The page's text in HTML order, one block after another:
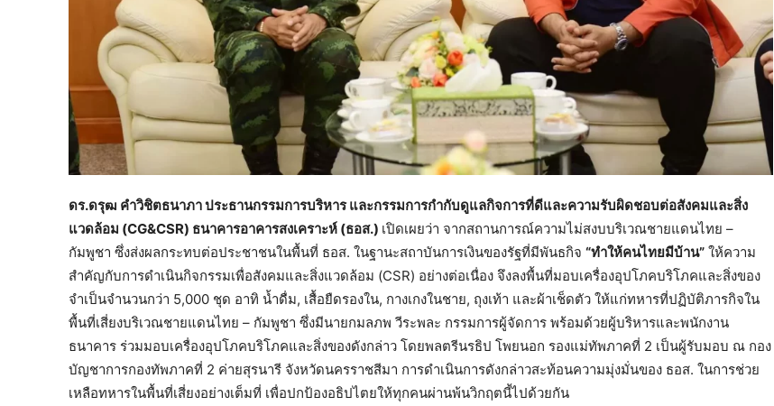
ดร.ดรุฒ คำวิชิตธนาภา ประธานกรรมการบริหาร และกรรมการกำกับดูแลกิจการที่ดีและความรับผิดชอบต่อสังคมและสิ่ง
แวดล้อม (CG&CSR) ธนาคารอาคารสงเคราะห์ (ธอส.) เปิดเผยว่า จากสถานการณ์ความไม่สงบบริเวณชายแดนไทย –
กัมพูชา ซึ่งส่งผลกระทบต่อประชาชนในพื้นที่ ธอส. ในฐานะสถาบันการเงินของรัฐที่มีพันธกิจ “ทำให้คนไทยมีบ้าน” ให้ความ
สำคัญกับการดำเนินกิจกรรมเพื่อสังคมและสิ่งแวดล้อม (CSR) อย่างต่อเนื่อง จึงลงพื้นที่มอบเครื่องอุปโภคบริโภคและสิ่งของ
จำเป็นจำนวนกว่า 5,000 ชุด อาทิ น้ำดื่ม, เสื้อยืดรองใน, กางเกงในชาย, ถุงเท้า และผ้าเช็ดตัว ให้แก่ทหารที่ปฏิบัติภารกิจใน
พื้นที่เสี่ยงบริเวณชายแดนไทย – กัมพูชา ซึ่งมีนายกมลภพ วีระพละ กรรมการผู้จัดการ พร้อมด้วยผู้บริหารและพนักงาน
ธนาคาร ร่วมมอบเครื่องอุปโภคบริโภคและสิ่งของดังกล่าว โดยพลตรีนรธิป โพยนอก รองแม่ทัพภาคที่ 2 เป็นผู้รับมอบ ณ กอง
บัญชาการกองทัพภาคที่ 2 ค่ายสุรนารี จังหวัดนครราชสีมา การดำเนินการดังกล่าวสะท้อนความมุ่งมั่นของ ธอส. ในการช่วย
เหลือทหารในพื้นที่เสี่ยงอย่างเต็มที่ เพื่อปกป้องอธิปไตยให้ทุกคนผ่านพ้นวิกฤตนี้ไปด้วยกัน